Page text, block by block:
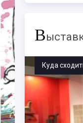
В
Куда